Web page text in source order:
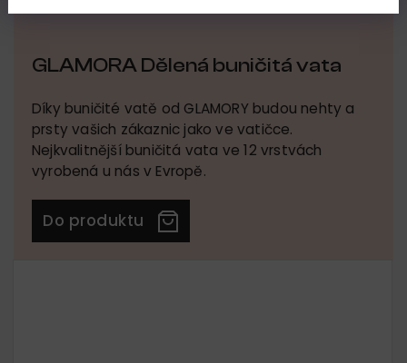
GLAMORA Dělená buničitá vata
Díky buničité vatě od GLAMORY budou nehty a
prsty vašich zákaznic jako ve vatičce.
Nejkvalitnější buničitá vata ve 12 vrstvách
vyrobená u nás v Evropě.
Do produktu